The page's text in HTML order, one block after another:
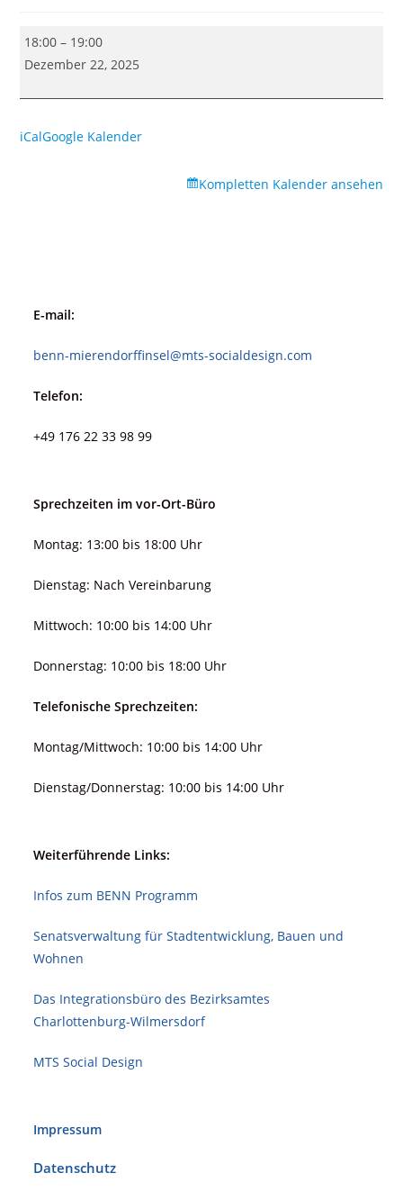
Tango
für
im
(Lebendige
18:00 – 19:00
Dezember 22, 2025
iCalGoogle Kalender
Kompletten Kalender ansehen
E-mail:
benn-mierendorffinsel@mts-socialdesign.com
Telefon:
+49 176 22 33 98 99
Sprechzeiten im vor-Ort-Büro
Montag: 13:00 bis 18:00 Uhr
Dienstag: Nach Vereinbarung
Mittwoch: 10:00 bis 14:00 Uhr
Donnerstag: 10:00 bis 18:00 Uhr
Telefonische Sprechzeiten:
Montag/Mittwoch: 10:00 bis 14:00 Uhr
Dienstag/Donnerstag: 10:00 bis 14:00 Uhr
Weiterführende Links:
Infos zum BENN Programm
Senatsverwaltung für Stadt­ent­wicklung, Bauen und
Wohnen
Das Integrationsbüro des Bezirksamtes
Charlottenburg-Wilmersdorf
MTS Social Design
Impressum
Datenschutz